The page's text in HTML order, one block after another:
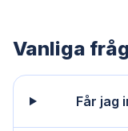
Vanliga
Får jag